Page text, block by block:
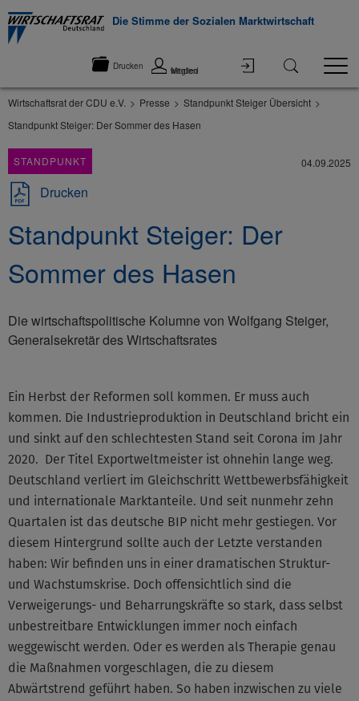
Die Stimme der Sozialen Marktwirtschaft
Drucken Mitglied werden
Wirtschaftsrat der CDU e.V. Presse
Standpunkt Steiger Übersicht
Standpunkt Steiger: Der Sommer des Hasen
STANDPUNKT 04.09.2025
Drucken
Standpunkt Steiger: Der
Sommer des Hasen
Die wirtschaftspolitische Kolumne von Wolfgang Steiger,
Generalsekretär des Wirtschaftsrates
Ein Herbst der Reformen soll kommen. Er muss auch
kommen. Die Industrieproduktion in Deutschland bricht ein
und sinkt auf den schlechtesten Stand seit Corona im Jahr
2020. Der Titel Exportweltmeister ist ohnehin lange weg.
Deutschland verliert im Gleichschritt Wettbewerbsfähigkeit
und internationale Marktanteile. Und seit nunmehr zehn
Quartalen ist das deutsche BIP nicht mehr gestiegen. Vor
diesem Hintergrund sollte auch der Letzte verstanden
haben: Wir befinden uns in einer dramatischen Struktur-
und Wachstumskrise. Doch offensichtlich sind die
Verweigerungs- und Beharrungskräfte so stark, dass selbst
unbestreitbare Entwicklungen immer noch einfach
weggewischt werden. Oder es werden als Therapie genau
die Maßnahmen vorgeschlagen, die zu diesem
Abwärtstrend geführt haben. So haben inzwischen zu viele